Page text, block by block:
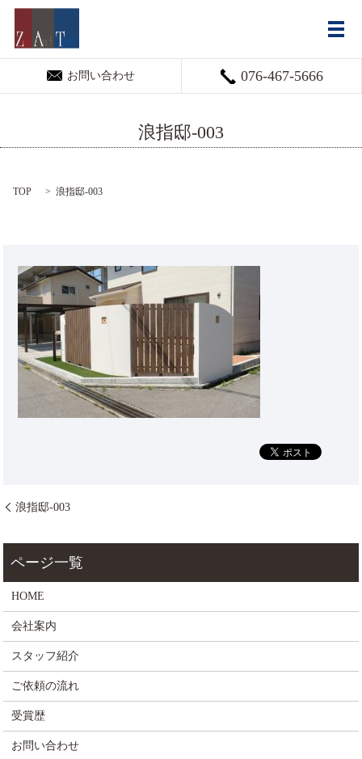
お問い合わせ 076-467-5666
メ
浪指邸-003
TOP 浪指邸-003
浪指邸-003
HOME
会社案内
スタッフ紹介
ご依頼の流れ
受賞歴
お問い合わせ